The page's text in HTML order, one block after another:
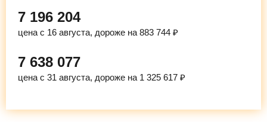
7 196 204
цена с 16 августа, дороже на 883 744 ₽
7 638 077
цена с 31 августа, дороже на 1 325 617 ₽